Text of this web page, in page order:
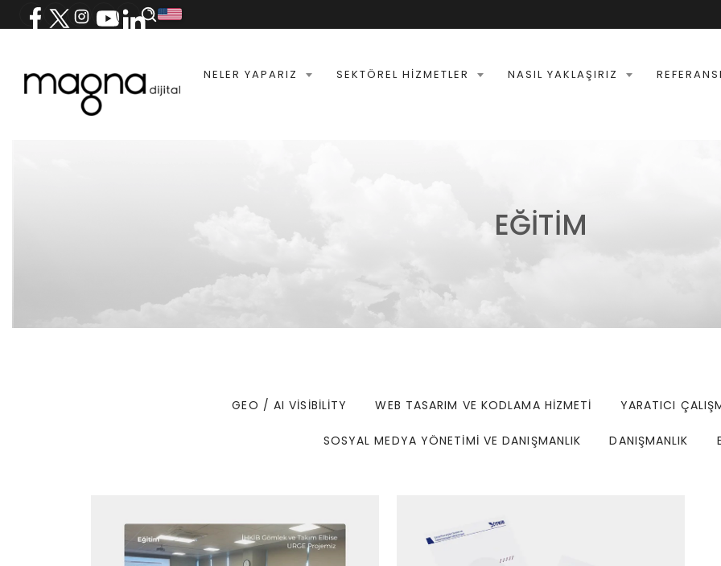
NELER YAPARIZ SEKTÖREL HIZMETLER NASIL YAKLAŞIRIZ
EĞİTİM
GEO / AI VISIBILITY WEB TASARIM VE KODLAMA HİZMETİ YARATICI
SOSYAL MEDYA YÖNETİMİ VE DANIŞMANLIK DANIŞMANLIK
İHKİB -E-İHRACAT VE DIJITAL
İTKİB - E-İHRACAT VE DIJITAL